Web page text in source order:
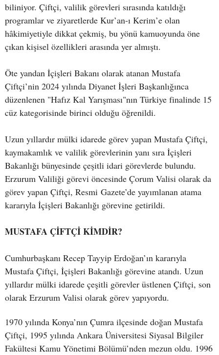
biliniyor. Çiftçi, valilik görevleri sırasında katıldığı
programlar ve ziyaretlerde Kur’an-ı Kerim’e olan
hâkimiyetiyle dikkat çekmiş, bu yönü kamuoyunda öne
çıkan kişisel özellikleri arasında yer almıştı.
Öte yandan İçişleri Bakanı olarak atanan Mustafa
Çiftçi’nin 2024 yılında Diyanet İşleri Başkanlığınca
düzenlenen "Hafız Kal Yarışması"nın Türkiye finalinde 15
cüz kategorisinde birinci olduğu öğrenildi.
Uzun yıllardır mülki idarede görev yapan Mustafa Çiftçi,
kaymakamlık ve valilik görevlerinin yanı sıra İçişleri
Bakanlığı bünyesinde çeşitli idari görevlerde bulundu.
Erzurum Valiliği görevi öncesinde Çorum Valisi olarak da
görev yapan Çiftçi, Resmi Gazete’de yayımlanan atama
kararıyla İçişleri Bakanlığı görevine getirildi.
MUSTAFA ÇİFTÇİ KİMDİR?
Cumhurbaşkanı Recep Tayyip Erdoğan’ın kararıyla
Mustafa Çiftçi, İçişleri Bakanlığı görevine atandı. Uzun
yıllardır mülki idarede çeşitli görevler üstlenen Çiftçi, son
olarak Erzurum Valisi olarak görev yapıyordu.
1970 yılında Konya’nın Çumra ilçesinde doğan Mustafa
Çiftçi, 1995 yılında Ankara Üniversitesi Siyasal Bilgiler
Fakültesi Kamu Yönetimi Bölümü’nden mezun oldu. 1996